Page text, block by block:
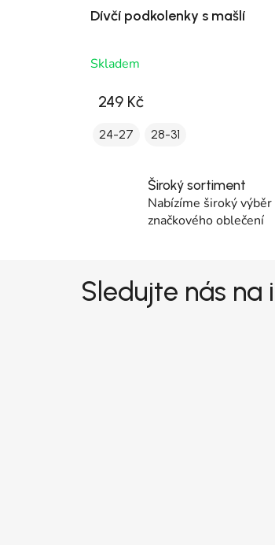
Dívčí podkolenky s mašlí
Skladem
249 Kč
24-27 28-31
Široký sortiment
Nabízíme široký výběr
značkového oblečení
Sledujte nás na